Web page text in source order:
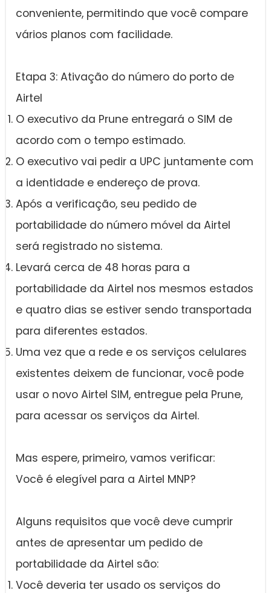
conveniente, permitindo que você compare
vários planos com facilidade.
Etapa 3: Ativação do número do porto de
Airtel
O executivo da Prune entregará o SIM de
acordo com o tempo estimado.
O executivo vai pedir a UPC juntamente com
a identidade e endereço de prova.
Após a verificação, seu pedido de
portabilidade do número móvel da Airtel
será registrado no sistema.
Levará cerca de 48 horas para a
portabilidade da Airtel nos mesmos estados
e quatro dias se estiver sendo transportada
para diferentes estados.
Uma vez que a rede e os serviços celulares
existentes deixem de funcionar, você pode
usar o novo Airtel SIM, entregue pela Prune,
para acessar os serviços da Airtel.
Mas espere, primeiro, vamos verificar:
Você é elegível para a Airtel MNP?
Alguns requisitos que você deve cumprir
antes de apresentar um pedido de
portabilidade da Airtel são:
Você deveria ter usado os serviços do